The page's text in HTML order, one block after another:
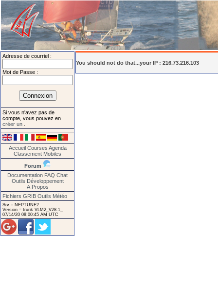
Adresse de courriel :
Mot de Passe :
Si vous n'avez pas de
compte, vous pouvez en
créer un
Accueil Courses Agenda
Classement Mobiles
Forum
Documentation FAQ Chat
Outils Développement
A Propos
Fichiers GRIB Outils Météo
Srv = NEPTUNE2.
Version = trunk VLM2_V28.1_
07/14/20 08:00:45 AM UTC
You should not do that...your IP : 216.73.216.103